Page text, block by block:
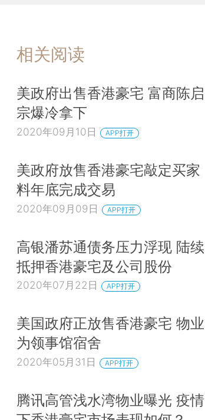
相关阅读
美政府出售香港豪宅 富商陈启
宗爆冷拿下
2020年09月10日 APP打开
美政府放售香港豪宅敲定买家
料年底完成交易
2020年09月09日 APP打开
高银潘苏通债务压力浮现 陆续
抵押香港豪宅及公司股份
2020年07月22日 APP打开
美国政府正放售香港豪宅 物业
为领事馆宿舍
2020年05月31日 APP打开
腾讯高管浅水湾物业曝光 疫情